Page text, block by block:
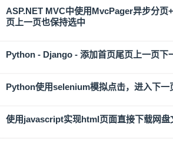
ASP.NET MVC中使用MvcPager异步分页
页上一页也保持选中
Python - Django - 添加首页尾页上一页下
Python使用selenium模拟点击，进入下一
使用javascript实现html页面直接下载网盘